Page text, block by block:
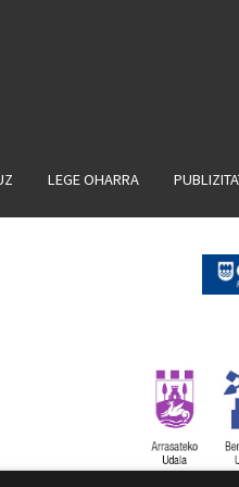
LEGE OHARRA